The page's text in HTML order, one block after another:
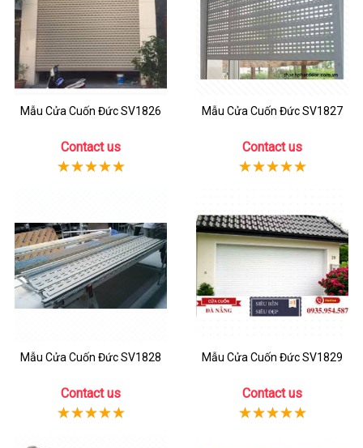
Mẫu Cửa Cuốn Đức SV1826
Contact us
Mẫu Cửa Cuốn Đức SV1827
Contact us
Mẫu Cửa Cuốn Đức SV1828
Contact us
Mẫu Cửa Cuốn Đức SV1829
Contact us